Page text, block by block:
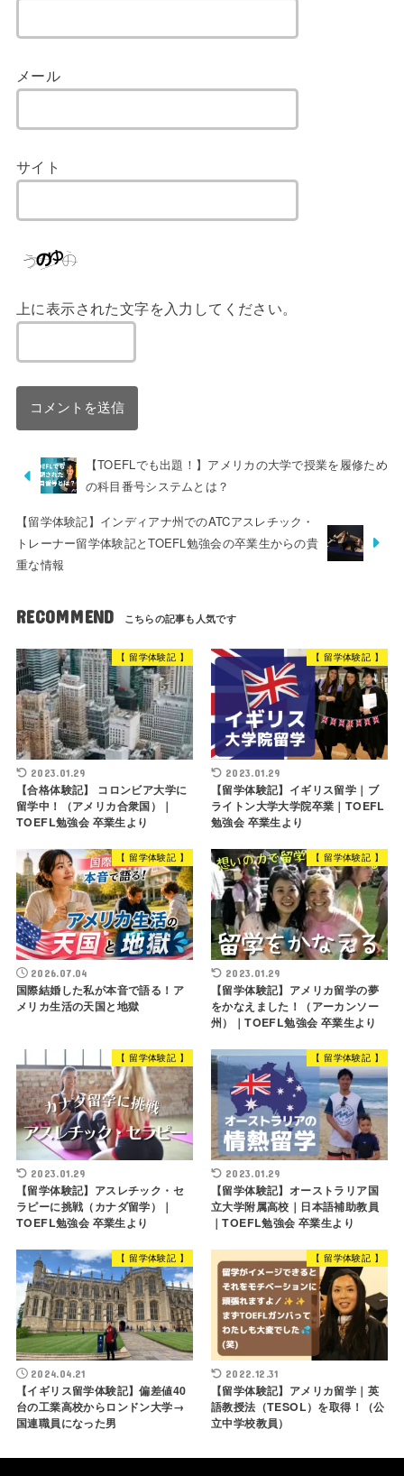
メール
サイト
上に表示された文字を入力してください。
【TOEFLでも出題！】アメリカの大学で授業を履修ため
の科目番号システムとは？
【留学体験記】インディアナ州でのATCアスレチック・
トレーナー留学体験記とTOEFL勉強会の卒業生からの貴
重な情報
RECOMMEND
【 留学体験記 】
2023.01.29
【合格体験記】 コロンビア大学に
留学中！（アメリカ合衆国）｜
TOEFL勉強会 卒業生より
【 留学体験記 】
2023.01.29
【留学体験記】イギリス留学｜ブ
ライトン大学大学院卒業｜TOEFL
勉強会 卒業生より
【 留学体験記 】
2026.07.04
国際結婚した私が本音で語る！ア
メリカ生活の天国と地獄
【 留学体験記 】
2023.01.29
【留学体験記】アメリカ留学の夢
をかなえました！（アーカンソー
州）｜TOEFL勉強会 卒業生より
【 留学体験記 】
2023.01.29
【留学体験記】アスレチック・セ
ラピーに挑戦（カナダ留学）｜
TOEFL勉強会 卒業生より
【 留学体験記 】
2023.01.29
【留学体験記】オーストラリア国
立大学附属高校｜日本語補助教員
｜TOEFL勉強会 卒業生より
【 留学体験記 】
2024.04.21
【イギリス留学体験記】偏差値40
台の工業高校からロンドン大学→
国連職員になった男
【 留学体験記 】
2022.12.31
【留学体験記】アメリカ留学｜英
語教授法（TESOL）を取得！（公
立中学校教員）